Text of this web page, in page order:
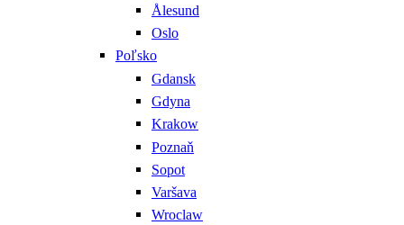
Ålesund
Oslo
Poľsko
Gdansk
Gdyna
Krakow
Poznaň
Sopot
Varšava
Wroclaw